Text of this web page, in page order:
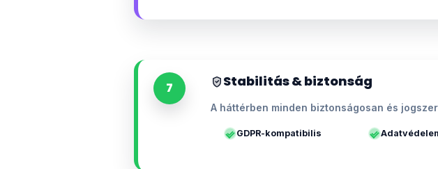
7 Stabilitás & biztonság
A háttérben minden biztonságosan és
GDPR-kompatibilis